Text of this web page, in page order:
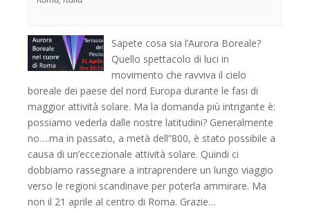
Sapete cosa sia l’Aurora Boreale?
Quello spettacolo di luci in
movimento che ravviva il cielo
boreale dei paese del nord Europa durante le fasi di
maggior attività solare. Ma la domanda più intrigante è:
possiamo vederla dalle nostre latitudini? Generalmente
no….ma in passato, a metà dell”800, è stato possibile a
causa di un’eccezionale attività solare. Quindi ci
dobbiamo rassegnare a intraprendere un lungo viaggio
verso le regioni scandinave per poterla ammirare. Ma
non il 21 aprile al centro di Roma. Grazie…